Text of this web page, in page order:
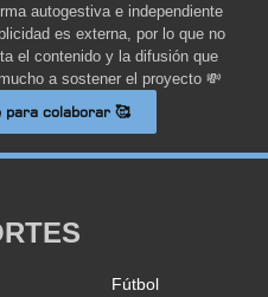
autogestiva e independiente
es externa, por lo que no
el contenido y la difusión que
a sostener el proyecto 💸
para colaborar 🥰
Fútbol